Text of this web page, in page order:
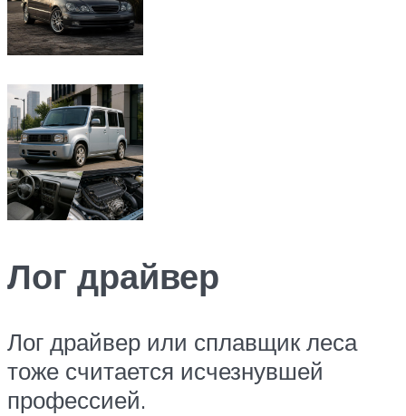
Лог драйвер
Лог драйвер или сплавщик леса
тоже считается исчезнувшей
профессией.